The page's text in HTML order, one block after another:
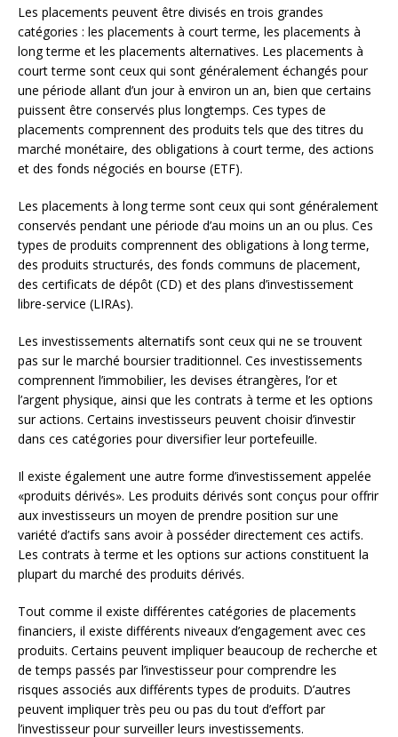
Les placements peuvent être divisés en trois grandes
catégories : les placements à court terme, les placements à
long terme et les placements alternatives. Les placements à
court terme sont ceux qui sont généralement échangés pour
une période allant d’un jour à environ un an, bien que certains
puissent être conservés plus longtemps. Ces types de
placements comprennent des produits tels que des titres du
marché monétaire, des obligations à court terme, des actions
et des fonds négociés en bourse (ETF).
Les placements à long terme sont ceux qui sont généralement
conservés pendant une période d’au moins un an ou plus. Ces
types de produits comprennent des obligations à long terme,
des produits structurés, des fonds communs de placement,
des certificats de dépôt (CD) et des plans d’investissement
libre-service (LIRAs).
Les investissements alternatifs sont ceux qui ne se trouvent
pas sur le marché boursier traditionnel. Ces investissements
comprennent l’immobilier, les devises étrangères, l’or et
l’argent physique, ainsi que les contrats à terme et les options
sur actions. Certains investisseurs peuvent choisir d’investir
dans ces catégories pour diversifier leur portefeuille.
Il existe également une autre forme d’investissement appelée
«produits dérivés». Les produits dérivés sont conçus pour offrir
aux investisseurs un moyen de prendre position sur une
variété d’actifs sans avoir à posséder directement ces actifs.
Les contrats à terme et les options sur actions constituent la
plupart du marché des produits dérivés.
Tout comme il existe différentes catégories de placements
financiers, il existe différents niveaux d’engagement avec ces
produits. Certains peuvent impliquer beaucoup de recherche et
de temps passés par l’investisseur pour comprendre les
risques associés aux différents types de produits. D’autres
peuvent impliquer très peu ou pas du tout d’effort par
l’investisseur pour surveiller leurs investissements.